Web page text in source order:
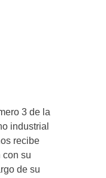
3 de la
industrial
recibe
con su
de su